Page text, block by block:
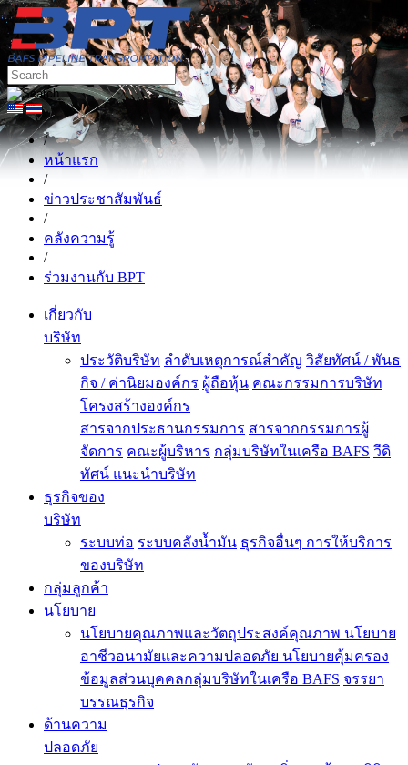
/
หน้าแรก
/
ข่าวประชาสัมพันธ์
/
คลังความรู้
/
ร่วมงานกับ BPT
เกี่ยวกับ
บริษัท
ประวัติบริษัท ลำดับเหตุการณ์สำคัญ วิสัยทัศน์ / พันธ
กิจ / ค่านิยมองค์กร ผู้ถือหุ้น คณะกรรมการบริษัท
โครงสร้างองค์กร
สารจากประธานกรรมการ สารจากกรรมการผู้
จัดการ คณะผู้บริหาร กลุ่มบริษัทในเครือ BAFS วีดิ
ทัศน์ แนะนำบริษัท
ธุรกิจของ
บริษัท
ระบบท่อ ระบบคลังน้ำมัน ธุรกิจอื่นๆ การให้บริการ
ของบริษัท
กลุ่มลูกค้า
นโยบาย
นโยบายคุณภาพและวัตถุประสงค์คุณภาพ นโยบาย
อาชีวอนามัยและความปลอดภัย นโยบายคุ้มครอง
ข้อมูลส่วนบุคคลกลุ่มบริษัทในเครือ BAFS จรรยา
บรรณธุรกิจ
ด้านความ
ปลอดภัย